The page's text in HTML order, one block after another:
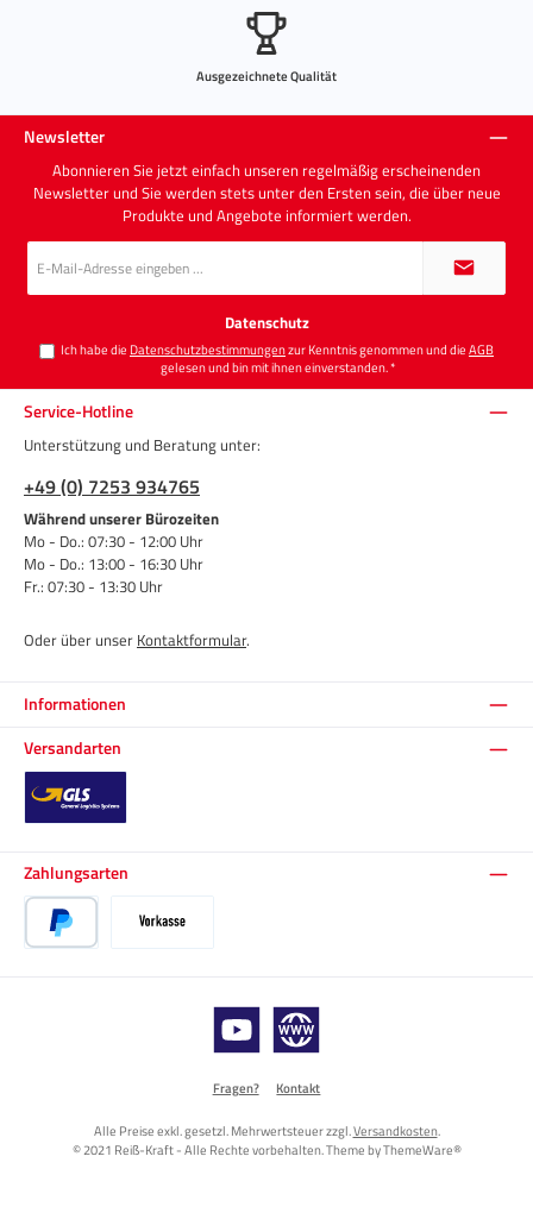
Ausgezeichnete Qualität
Newsletter
Abonnieren Sie jetzt einfach unseren regelmäßig erscheinenden
Newsletter und Sie werden stets unter den Ersten sein, die über neue
Produkte und Angebote informiert werden.
E-
Mail-
Adresse
Datenschutz
Ich habe die Datenschutzbestimmungenzur Kenntnis genommen und dieAGB
gelesen und bin mit ihnen einverstanden.*
Informationen
Service-Hotline
Unterstützung und Beratung unter:
+49 (0) 7253 934765
Während unserer Bürozeiten
Mo - Do.: 07:30 - 12:00 Uhr
Mo - Do.: 13:00 - 16:30 Uhr
Fr.: 07:30 - 13:30 Uhr
Oder über unser Kontaktformular.
Versandarten
Zahlungsarten
YouTube Website
Fragen? Kontakt
Alle Preise exkl. gesetzl. Mehrwertsteuer zzgl.Versandkosten.
© 2021 Reiß-Kraft - Alle Rechte vorbehalten. Theme byThemeWare®